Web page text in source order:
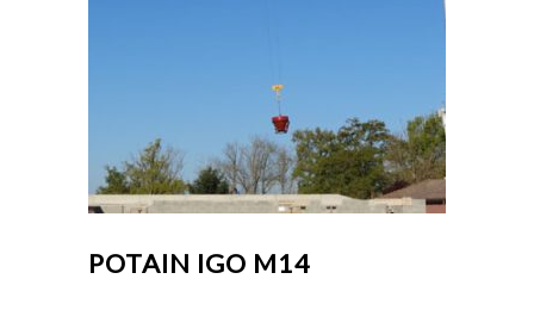
POTAIN IGO M14